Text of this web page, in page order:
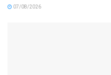
07/08/2026